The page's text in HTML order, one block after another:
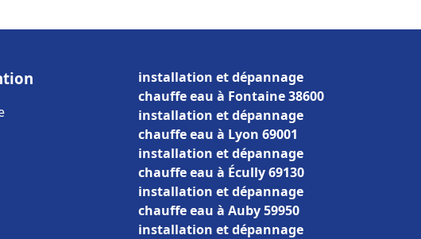
installation et dépannage
chauffe eau à Fontaine 38600
installation et dépannage
chauffe eau à Lyon 69001
installation et dépannage
chauffe eau à Écully 69130
installation et dépannage
chauffe eau à Auby 59950
installation et dépannage